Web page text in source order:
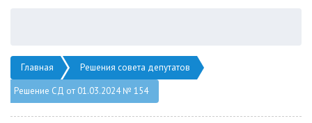
Главная
Решения совета депутатов
Решение СД от 01.03.2024 № 154